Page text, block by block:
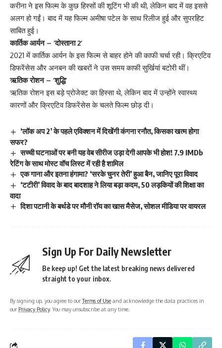
करीना ने इस फिल्म के कुछ हिस्सों की शूटिंग भी की थी, लेकिन बाद में वह इससे
अलग हो गईं। बाद में यह फिल्म अमीषा पटेल के साथ रिलीज हुई और सुपरहिट
साबित हुई।
कार्तिक आर्यन – ‘दोस्ताना 2’
2021 में कार्तिक आर्यन के इस फिल्म से बाहर होने की काफी चर्चा रही। क्रिएटिव
डिफरेंसेस और अनबन की खबरों ने उस समय काफी सुर्खियां बटोरी थीं।
ऋतिक रोशन – ‘शुद्धि’
ऋतिक रोशन इस बड़े प्रोजेक्ट का हिस्सा थे, लेकिन बाद में उन्होंने स्वास्थ्य
कारणों और क्रिएटिव डिफरेंसेस के चलते फिल्म छोड़ दी।
‘लॉक अप 2’ के पहले एविक्शन में दिखेंगी कंगना रनौत, किसका खत्म होगा
सफर?
सच्ची घटनाओं पर बनी यह वेब सीरीज उड़ा देगी आपके भी होश! 7.9 IMDb
रेटिंग के साथ मोस्ट वॉच लिस्ट में रही है शामिल
एक गाना और इतना हंगामा? ‘सरके चुनर तेरी’ हुआ बैन, जानिए पूरा विवाद
‘टटीरी’ विवाद के बाद बादशाह ने लिया बड़ा कदम, 50 लड़कियों की शिक्षा का
वादा
दिशा पटानी के बर्थडे पर मौनी रॉय का खास मैसेज, सोशल मीडिया पर वायरल
Sign Up For Daily Newsletter
Be keep up! Get the latest breaking news delivered
straight to your inbox.
By signing up, you agree to ourTerms of Use and acknowledge the data practices in
our Privacy Policy. You may unsubscribe at any time.